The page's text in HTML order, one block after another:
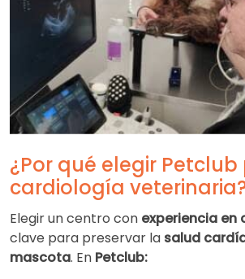
¿Por qué elegir
cardiología
Elegir un centro con experiencia en
clave para preservar la salud
mascota. En Petclub: